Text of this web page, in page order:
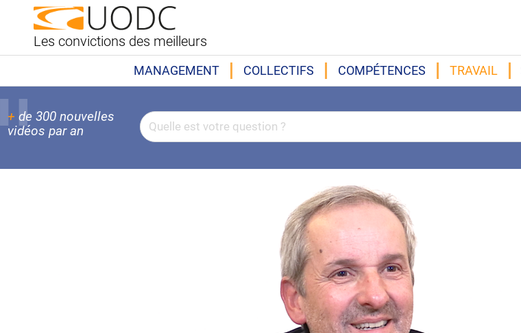
Les convictions des meilleurs
MANAGEMENT COLLECTIFS COMPÉTENCES TRAVAIL
+ de 300 nouvelles
vidéos par an